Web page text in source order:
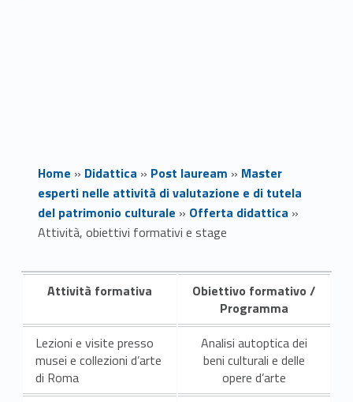
Home » Didattica » Post lauream » Master
esperti nelle attività di valutazione e di tutela
del patrimonio culturale » Offerta didattica »
Attività, obiettivi formativi e stage
A
t
Attività formativa
Obiettivo formativo /
Programma
Lezioni e visite presso
musei e collezioni d’arte
di Roma
Analisi autoptica dei
beni culturali e delle
opere d’arte